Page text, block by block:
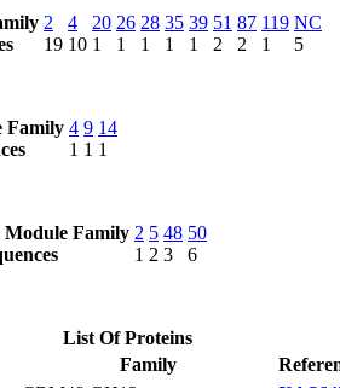
2
19
4
10
20
1
26
1
28
1
35
1
39
1
51
2
87
2
119
1
NC
5
Family 4
1
9
1
14
1
Family 2
1
5
2
48
3
50
6
List Of Proteins
Family